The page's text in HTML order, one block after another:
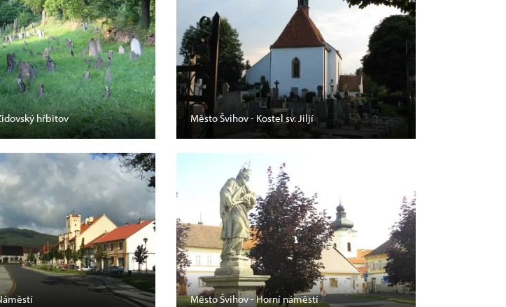
hřbitov Město Švihov - Kostel sv. Jiljí
Město Švihov - Horní náměstí